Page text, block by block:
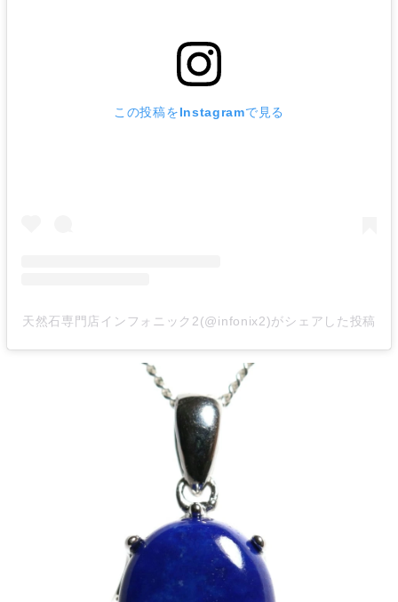
この投稿をInstagramで見る
天然石専門店インフォニック2(@infonix2)がシェアした投稿